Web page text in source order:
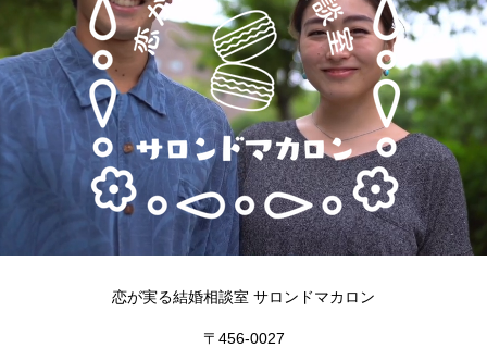
恋が実る結婚相談室 サロンドマカロン
〒456-0027